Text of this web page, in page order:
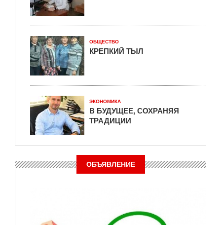
ОБЩЕСТВО
КРЕПКИЙ ТЫЛ
ЭКОНОМИКА
В БУДУЩЕЕ, СОХРАНЯЯ
ТРАДИЦИИ
ОБЪЯВЛЕНИЕ